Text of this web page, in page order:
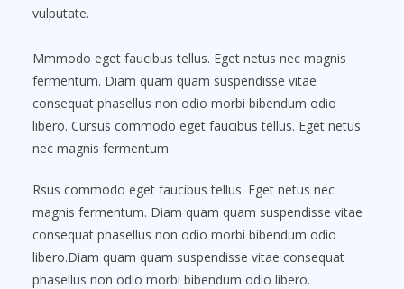
vulputate.
Mmmodo eget faucibus tellus. Eget netus nec magnis
fermentum. Diam quam quam suspendisse vitae
consequat phasellus non odio morbi bibendum odio
libero. Cursus commodo eget faucibus tellus. Eget netus
nec magnis fermentum.
Rsus commodo eget faucibus tellus. Eget netus nec
magnis fermentum. Diam quam quam suspendisse vitae
consequat phasellus non odio morbi bibendum odio
libero.Diam quam quam suspendisse vitae consequat
phasellus non odio morbi bibendum odio libero.